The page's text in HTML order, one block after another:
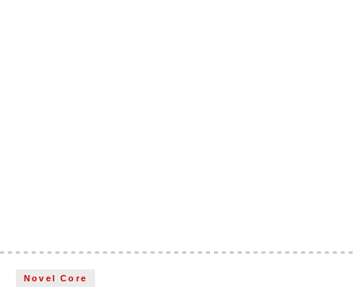
Novel Core